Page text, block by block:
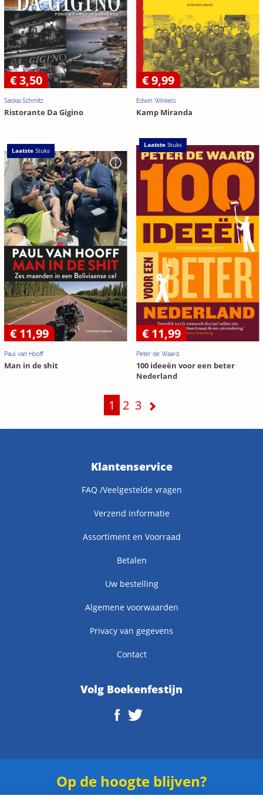
€ 3,50
Saskia Schmitz
Ristorante Da Gigino
€ 9,99
Edwin Winkels
Kamp Miranda
LaatsteStuks
€ 11,99
Paul van Hooff
Man in de shit
LaatsteStuks
€ 11,99
Peter de Waard
100 ideeën voor een beter
Nederland
1 2 3
Klantenservice
FAQ /Veelgestelde vragen
Verzend informatie
Assortiment en Voorraad
Betalen
Uw bestelling
Algemene voorwaarden
Privacy van gegevens
Contact
Volg Boekenfestijn
Op de hoogte blijven?